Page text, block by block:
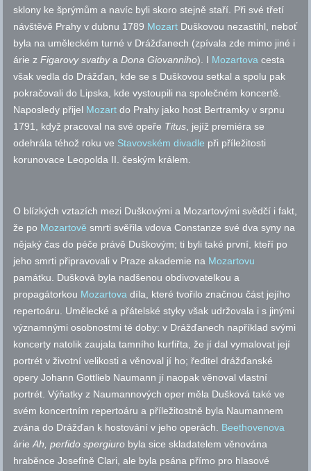
sklony ke šprýmům a navíc byli skoro stejně staří. Při své třetí
návštěvě Prahy v dubnu 1789 Mozart Duškovou nezastihl, neboť
byla na uměleckém turné v Drážďanech (zpívala zde mimo jiné i
árie zFigarovy svatbyaDona Giovanniho). I Mozartova cesta
však vedla do Drážďan, kde se s Duškovou setkal a spolu pak
pokračovali do Lipska, kde vystoupili na společném koncertě.
Naposledy přijel Mozart do Prahy jako host Bertramky v srpnu
1791, když pracoval na své opeře Titus, jejíž premiéra se
odehrála téhož roku ve Stavovském divadle při příležitosti
korunovace Leopolda II. českým králem.
O blízkých vztazích mezi Duškovými a Mozartovými svědčí i fakt,
že po Mozartově smrti svěřila vdova Constanze své dva syny na
nějaký čas do péče právě Duškovým; ti byli také první, kteří po
jeho smrti připravovali v Praze akademie na Mozartovu
památku. Dušková byla nadšenou obdivovatelkou a
propagátorkou Mozartova díla, které tvořilo značnou část jejího
repertoáru. Umělecké a přátelské styky však udržovala i s jinými
významnými osobnostmi té doby: v Drážďanech například svými
koncerty natolik zaujala tamního kurfiřta, že jí dal vymalovat její
portrét v životní velikosti a věnoval jí ho; ředitel drážďanské
opery Johann Gottlieb Naumann jí naopak věnoval vlastní
portrét. Výňatky z Naumannových oper měla Dušková také ve
svém koncertním repertoáru a příležitostně byla Naumannem
zvána do Drážďan k hostování v jeho operách. Beethovenova
árieAh, perfido spergiuro byla sice skladatelem věnována
hraběnce Josefině Clari, ale byla psána přímo pro hlasové